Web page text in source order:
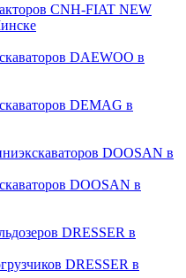
CNH-FIAT NEW
DAEWOO в
DEMAG в
DOOSAN в
DOOSAN в
DRESSER в
DRESSER в